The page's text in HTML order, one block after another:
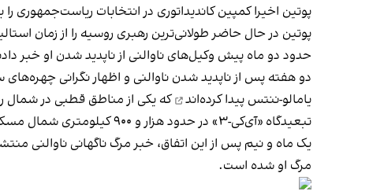
پوتین اخیرا کمپین کاندیداتوری در انتخابات ریاست‌جمهوری
پوتین در حال حاضر طولانی‌ترین رهبری روسیه را از زمان استالین بر عهده
حدود دو ماه پیش وکیل‌های ناوالنی از ناپدید شدن او خبر
یامالو-ننتس پیدا کرده‌اند
که یکی از مناطق قطبی در
تبعیدگاه «آی‌کی-۳» در حدود هزار و ۹۰۰ کیلومتری شمال مسکو قرار دارد و ناوالنی پس از بازداشت در اوایل سال ۲۰۲۱ مدت زیادی در آنجا نگهداری می‌شد.
یک ماه و نیم پس از این اتفاق، خبر مرگ ناگهانی ناوالنی
مرگ او شده است.